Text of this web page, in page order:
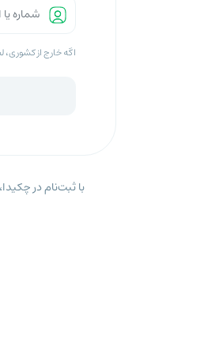
اگه خارج از کشوری،
با ثبت‌نام در چکیدا،